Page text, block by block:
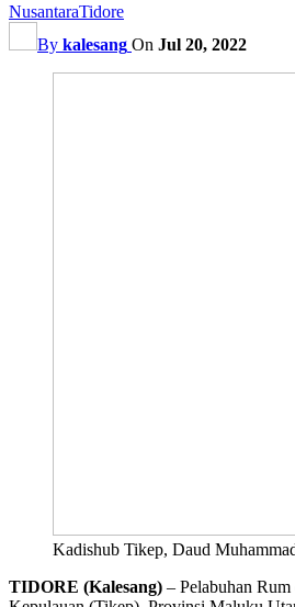
NusantaraTidore
By kalesang On Jul 20, 2022
Kadishub Tikep, Daud
TIDORE (Kalesang) – Pelabuhan